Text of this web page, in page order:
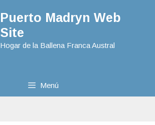
Puerto Madryn Web
Site
Hogar de la Ballena Franca Austral
Menú